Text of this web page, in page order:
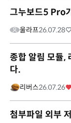
그누보드5 Pro
울라프26.07.28
종합 알림 모듈,
다.
리버스26.07.26
첨부파일 외부